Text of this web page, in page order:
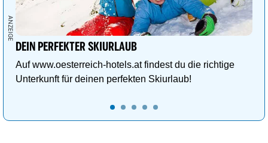
DEIN PERFEKTER SKIURLAUB
Auf www.oesterreich-hotels.at findest du die richtige
Unterkunft für deinen perfekten Skiurlaub!